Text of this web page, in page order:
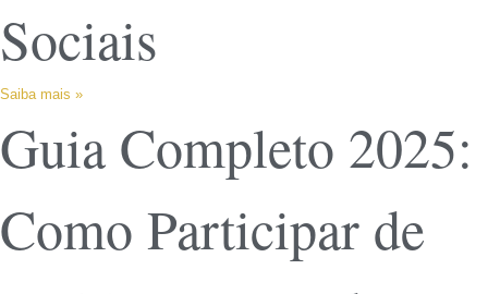
Sociais
Saiba mais »
Guia Completo 2025:
Como Participar de